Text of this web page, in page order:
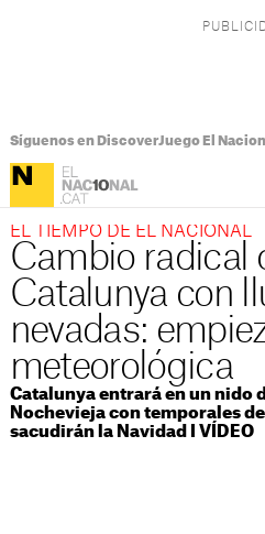
Síguenos en DiscoverJuego El
EL TIEMPO DE EL NACIONAL
Cambio radical
Catalunya con
nevadas:
meteorológica
Catalunya entrará en un nido
Nochevieja con temporales
sacudirán la Navidad I VÍDEO